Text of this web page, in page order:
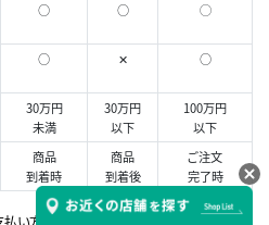
○ ○ ◯
○ ✕ ○
30万円
未満
30万円
以下
100万円
以下
商品
到着時
商品
到着後
ご注文
完了時